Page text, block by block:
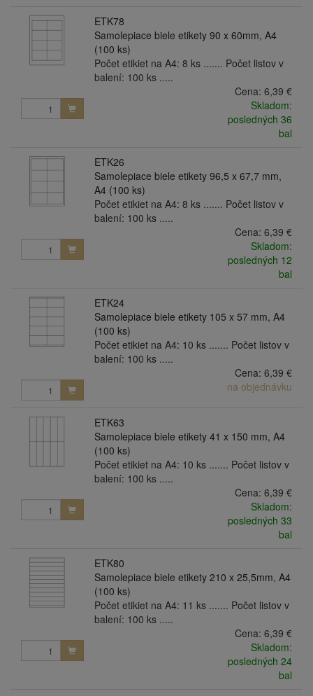
ETK78
Samolepiace biele etikety 90 x 60mm, A4
(100 ks)
Počet etikiet na A4: 8 ks ....... Počet listov v
balení: 100 ks .....
Cena: 6,39 €
Skladom:
posledných 36
bal
ETK26
Samolepiace biele etikety 96,5 x 67,7 mm,
A4 (100 ks)
Počet etikiet na A4: 8 ks ....... Počet listov v
balení: 100 ks .....
Cena: 6,39 €
Skladom:
posledných 12
bal
ETK24
Samolepiace biele etikety 105 x 57 mm, A4
(100 ks)
Počet etikiet na A4: 10 ks ....... Počet listov v
balení: 100 ks .....
Cena: 6,39 €
na objednávku
ETK63
Samolepiace biele etikety 41 x 150 mm, A4
(100 ks)
Počet etikiet na A4: 10 ks ....... Počet listov v
balení: 100 ks .....
Cena: 6,39 €
Skladom:
posledných 33
bal
ETK80
Samolepiace biele etikety 210 x 25,5mm, A4
(100 ks)
Počet etikiet na A4: 11 ks ....... Počet listov v
balení: 100 ks .....
Cena: 6,39 €
Skladom:
posledných 24
bal